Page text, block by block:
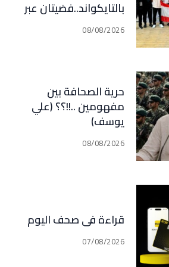
بالتايكواند..فضيتان عبر
رعد وقدسي… برونزيتان
لظريفة وأبي هيلا
08/08/2026
حرية الصحافة بين
مفهومين ..!!؟؟ (علي
يوسف)
08/08/2026
قراءة في صحف اليوم
07/08/2026